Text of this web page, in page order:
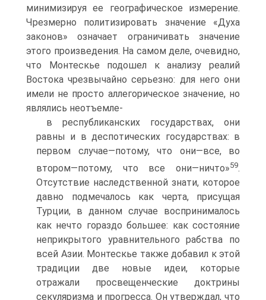
минимизируя ее географи­ческое измерение.
Чрезмерно политизировать значение «Духа
законов» озна­чает ограничивать значение
этого произведения. На самом деле, очевидно,
что Монтескье подошел к анализу реалий
Востока чрезвычайно серьезно: для него они
имели не просто аллегорическое значение, но
являлись неотъемле-
в республиканских государствах, они
равны и в деспотических государ­ствах: в
первом случае—потому, что они—все, во
втором—потому, что все они—ничто»59.
Отсутствие наследственной знати, которое
давно подме­чалось как черта, присущая
Турции, в данном случае воспринималось
как нечто гораздо большее: как состояние
неприкрытого уравнительно­го рабства по
всей Азии. Монтескье также добавил к этой
традиции две новые идеи, которые
отражали просвещенческие доктрины
секуляриз­ма и прогресса. Он утверждал, что